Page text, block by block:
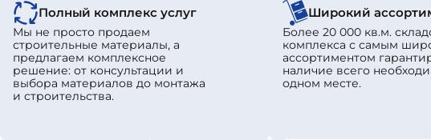
Полный комплекс услуг
Мы не просто продаем
строительные материалы, а
предлагаем комплексное
решение: от консультации и
выбора материалов до монтажа
и строительства.
Широкий
Более 20 000 кв.м.
комплекса с самым
ассортиментом
наличие всего
одном месте.